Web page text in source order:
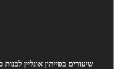
שיעורים בפייתון אונליין